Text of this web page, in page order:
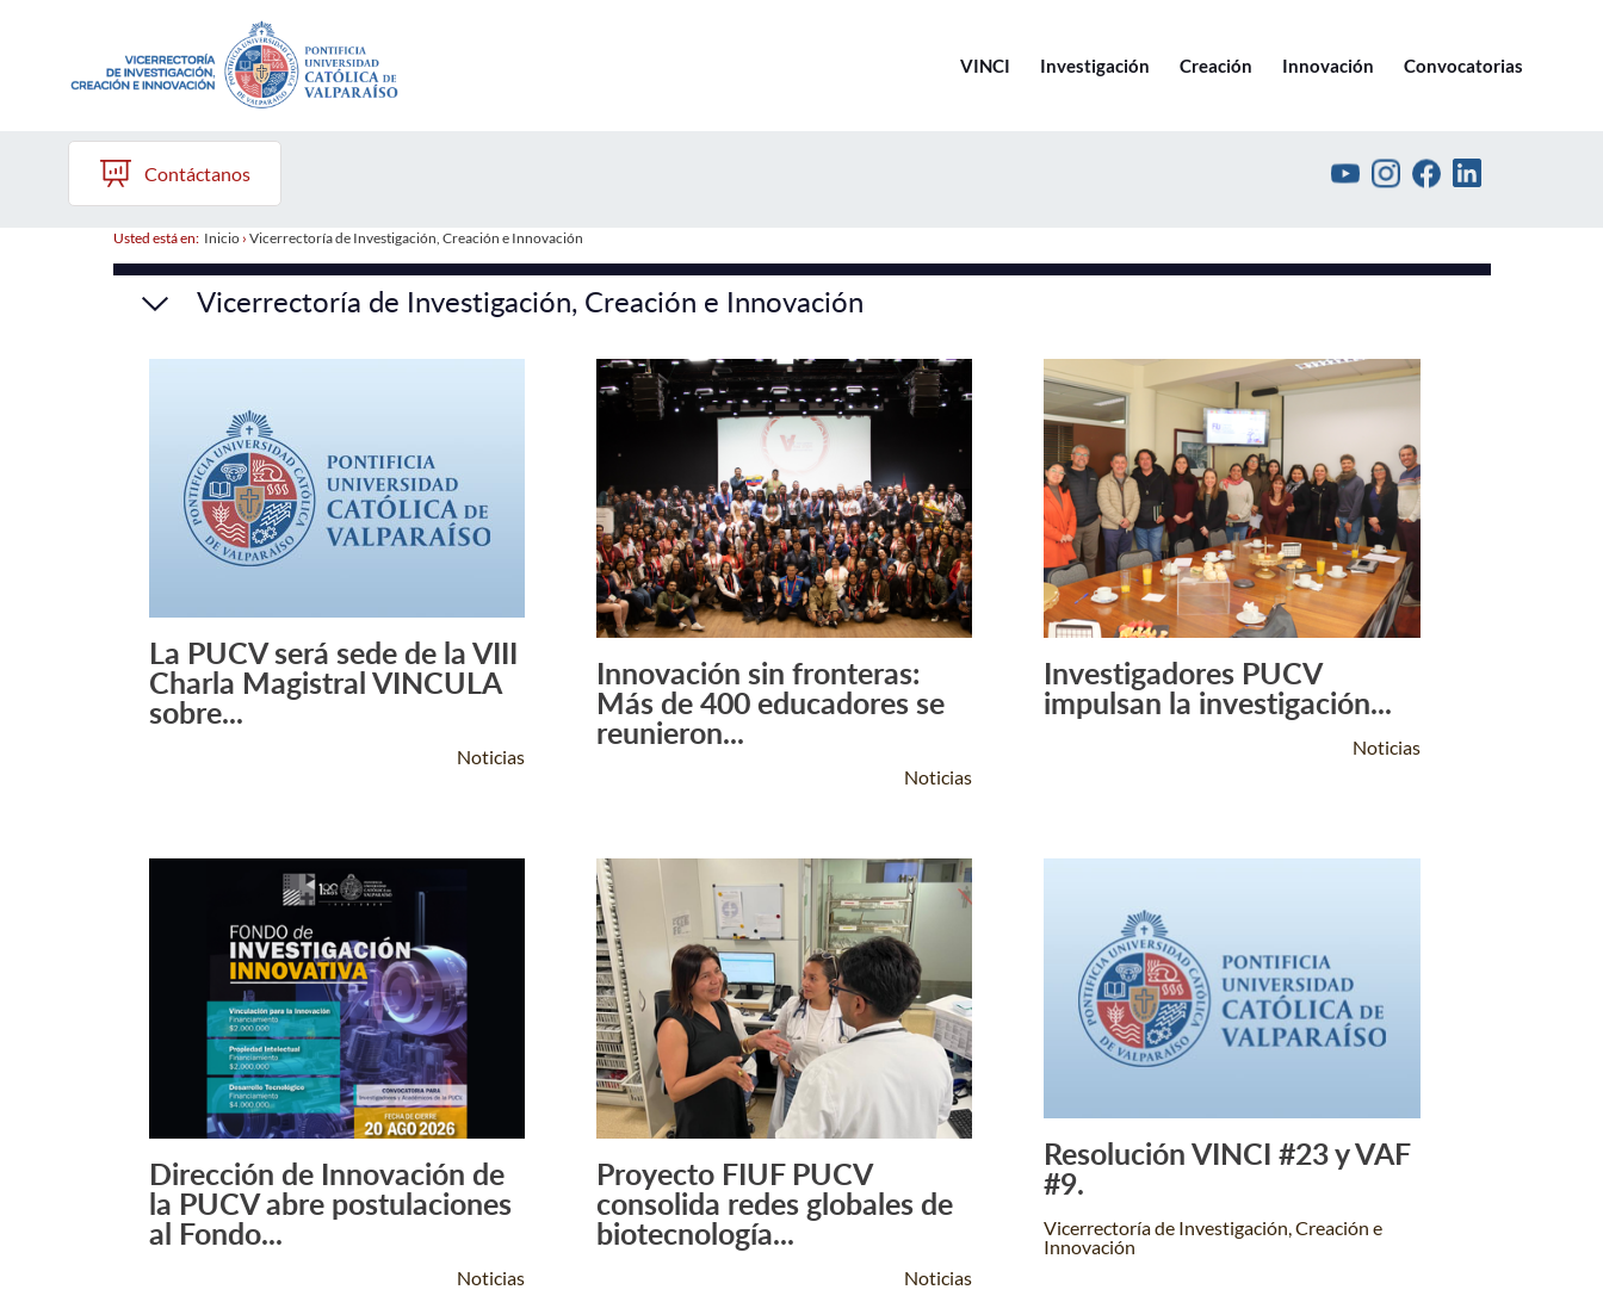
VINCI Investigación Creación Innovación Convocatorias
Contáctanos
Usted está en: Inicio› Vicerrectoría de Investigación, Creación e Innovación
Vicerrectoría de Investigación, Creación e Innovación
Leer Más +
La PUCV será sede de la VIII
Charla Magistral VINCULA
sobre...
Noticias
Leer Más +
Innovación sin fronteras:
Más de 400 educadores se
reunieron...
Noticias
Leer Más +
Investigadores PUCV
impulsan la investigación...
Noticias
Leer Más +
Dirección de Innovación de
la PUCV abre postulaciones
al Fondo...
Noticias
Leer Más +
Proyecto FIUF PUCV
consolida redes globales de
biotecnología...
Noticias
Leer Más +
Resolución VINCI #23 y VAF
#9.
Vicerrectoría de Investigación, Creación e
Innovación